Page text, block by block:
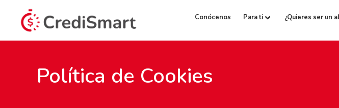
Conócenos Para ti ¿Quieres ser un
Política de Cookies